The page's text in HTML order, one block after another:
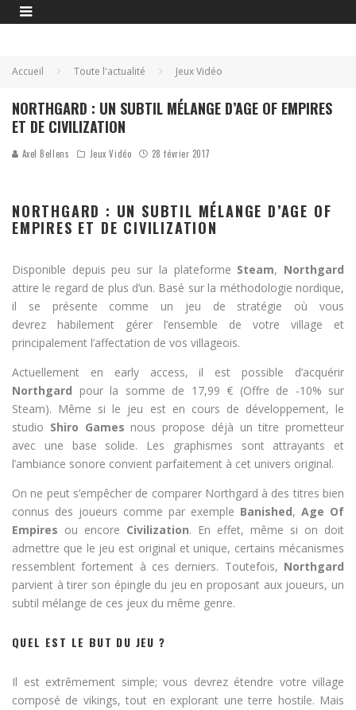
Accueil Toute l'actualité Jeux Vidéo
NORTHGARD : UN SUBTIL MÉLANGE D’AGE OF EMPIRES
ET DE CIVILIZATION
Axel Bellens Jeux Vidéo 28 février 2017
NORTHGARD : UN SUBTIL MÉLANGE D’AGE OF
EMPIRES ET DE CIVILIZATION
Disponible depuis peu sur la plateforme Steam, Northgard
attire le regard de plus d’un. Basé sur la méthodologie nordique,
il se présente comme un jeu de stratégie où vous
devrez habilement gérer l’ensemble de votre village et
principalement l’affectation de vos villageois.
Actuellement en early access, il est possible d’acquérir
Northgard pour la somme de 17,99 € (Offre de -10% sur
Steam). Même si le jeu est en cours de développement, le
studio Shiro Games nous propose déjà un titre prometteur
avec une base solide. Les graphismes sont attrayants et
l’ambiance sonore convient parfaitement à cet univers original.
On ne peut s’empêcher de comparer Northgard à des titres bien
connus des joueurs comme par exemple Banished, Age Of
Empires ou encore Civilization. En effet, même si on doit
admettre que le jeu est original et unique, certains mécanismes
ressemblent fortement à ces derniers. Toutefois, Northgard
parvient à tirer son épingle du jeu en proposant aux joueurs, un
subtil mélange de ces jeux du même genre.
QUEL EST LE BUT DU JEU ?
Il est extrêmement simple; vous devrez étendre votre village
composé de vikings, tout en explorant une terre hostile. Mais